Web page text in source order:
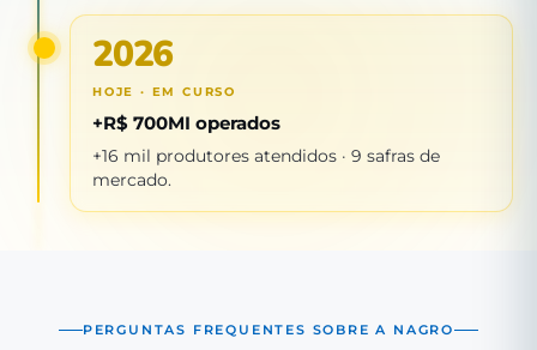
2026
HOJE · EM CURSO
+R$ 700MI operados
+16 mil produtores atendidos · 9 safras de
mercado.
PERGUNTAS FREQUENTES SOBRE A NAGRO